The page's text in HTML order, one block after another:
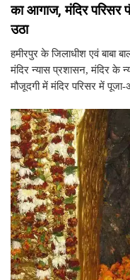
का आगाज, मंदिर परिसर
उठा
हमीरपुर के जिलाधीश एवं बाबा
मंदिर न्यास प्रशासन, मंदिर के
मौजूदगी में मंदिर परिसर में